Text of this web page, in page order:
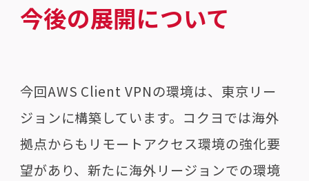
今後の展開について
今回AWS Client VPNの環境は、東京リー
ジョンに構築しています。コクヨでは海外
拠点からもリモートアクセス環境の強化要
望があり、新たに海外リージョンでの環境